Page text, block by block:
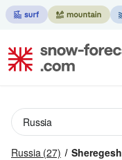
Russia (27) Sheregesh